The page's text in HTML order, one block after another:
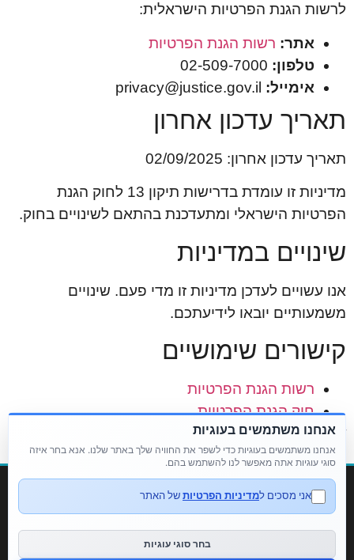
לרשות הגנת הפרטיות הישראלית:
אתר: רשות הגנת הפרטיות
טלפון:
אימייל:
תאריך עדכון אחרון
תאריך עדכון אחרון: 02/09/2025
מדיניות זו עומדת בדרישות תיקון 13 לחוק הגנת
הפרטיות הישראלי ומתעדכנת בהתאם לשינויים בחוק.
שינויים במדיניות
אנו עשויים לעדכן מדיניות זו מדי פעם. שינויים
משמעותיים יובאו לידיעתכם.
קישורים שימושיים
רשות הגנת הפרטיות
חוק הגנת הפרטיות
עודכן לאחרונה: 02/09/2025
אנחנו משתמשים בעוגיות
אנחנו משתמשים בעוגיות כדי לשפר את החוויה שלך באתר שלנו. אנא בחר איזה
סוגי עוגיות אתה מאפשר לנו להשתמש בהם.
אני מסכים למדיניות הפרטיותשל האתר
בחר סוגי עוגיות